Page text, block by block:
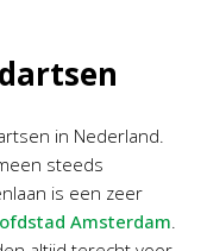
in Nederland.
steeds
is een zeer
Amsterdam.